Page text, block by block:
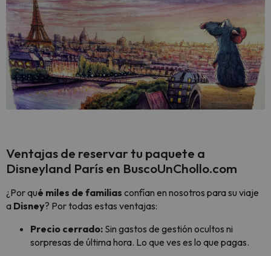
Ventajas de reservar tu paquete a
Disneyland París en BuscoUnChollo.com
¿Por qué miles de familias confían en nosotros para su viaje
a Disney? Por todas estas ventajas:
Precio cerrado: Sin gastos de gestión ocultos ni
sorpresas de última hora. Lo que ves es lo que pagas.